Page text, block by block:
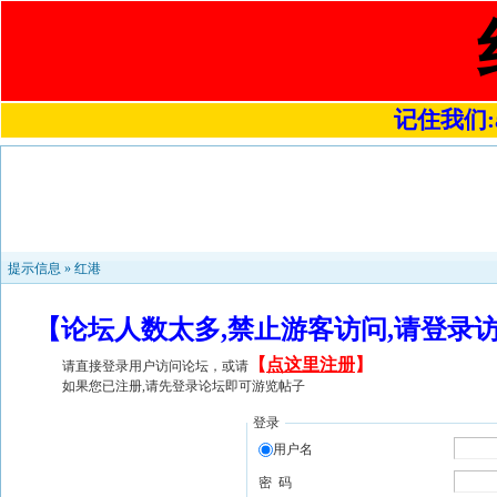
记住我们
提示信息 » 红港
【论坛人数太多,禁止游客访问,请登
请直接登录用户访问论坛，或请 【 点这里注册】
如果您已注册,请先登录论坛即可游览帖子
登录
用户名
密 码